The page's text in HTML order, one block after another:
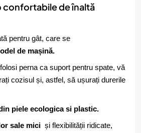
confortabile de înaltă
pentru gât, care se
de mașină.
perna ca suport pentru spate, vă
cozisul și, astfel, să ușurați durerile
piele ecologica si plastic.
sale mici și flexibilității ridicate,